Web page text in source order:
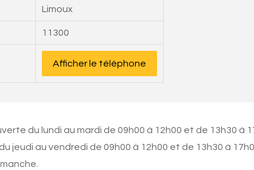
Limoux
11300
Afficher le téléphone
du lundi au mardi de 09h00 à 12h00 et de 13h30 à
jeudi au vendredi de 09h00 à 12h00 et de 13h30 à